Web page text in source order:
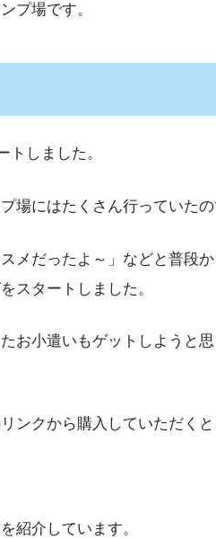
プ場です。
しました。
場にはたくさん行っていた
メだったよ～」などと普段
スタートしました。
お小遣いもゲットしようと
ンクから購入していただく
紹介しています。